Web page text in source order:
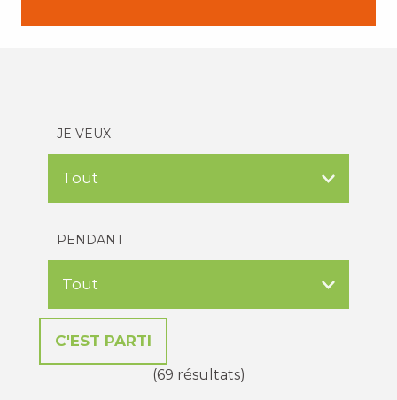
JE VEUX
PENDANT
(69 résultats)